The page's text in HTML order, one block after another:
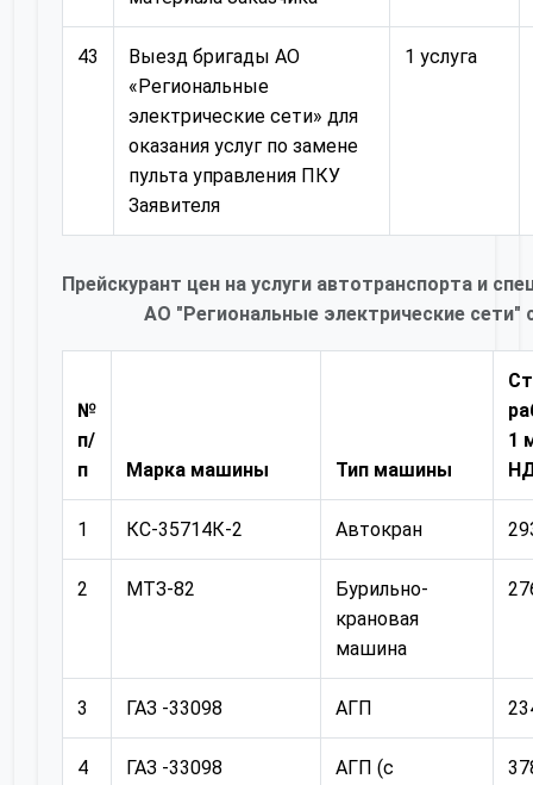
43
Выезд бригады АО
«Региональные
электрические сети» для
оказания услуг по замене
пульта управления ПКУ
Заявителя
1 услуга
Прейскурант цен на услуги автотранспорта и
АО "Региональные электрические сети"
№
п/
п
Марка машины Тип машины
1
1 КС-35714К-2 Автокран
2 МТЗ-82
Бурильно-
крановая
машина
3 ГАЗ -33098 АГП
4 ГАЗ -33098
АГП (с